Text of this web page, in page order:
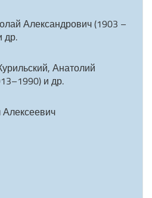
Александрович (1903 –
др.
Анатолий
и др.